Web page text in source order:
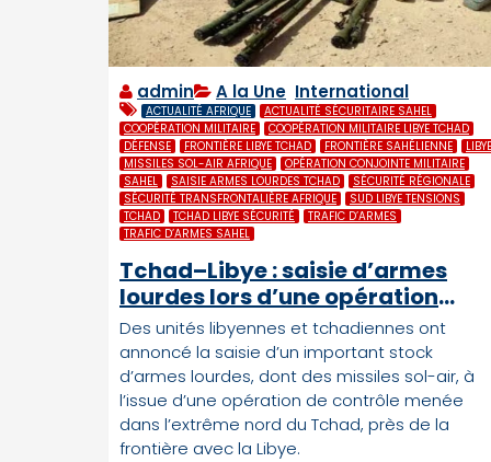
admin A la Une International
ACTUALITÉ AFRIQUE
ACTUALITÉ SÉCURITAIRE SAHEL
COOPÉRATION MILITAIRE
COOPÉRATION MILITAIRE LIBYE TCHAD
DÉFENSE
FRONTIÈRE LIBYE TCHAD FRONTIÈRE SAHÉLIENNE
LIBYE
MISSILES SOL-AIR AFRIQUE
OPÉRATION CONJOINTE MILITAIRE
SAHEL
SAISIE ARMES LOURDES TCHAD
SÉCURITÉ RÉGIONALE
SÉCURITÉ TRANSFRONTALIÈRE AFRIQUE
SUD LIBYE TENSIONS
TCHAD
TCHAD LIBYE SÉCURITÉ
TRAFIC D’ARMES
TRAFIC D’ARMES SAHEL
Tchad–Libye : saisie d’armes
lourdes lors d’une opération
conjointe à la frontière
Des unités libyennes et tchadiennes ont
annoncé la saisie d’un important stock
d’armes lourdes, dont des missiles sol-air, à
l’issue d’une opération de contrôle menée
dans l’extrême nord du Tchad, près de la
frontière avec la Libye.